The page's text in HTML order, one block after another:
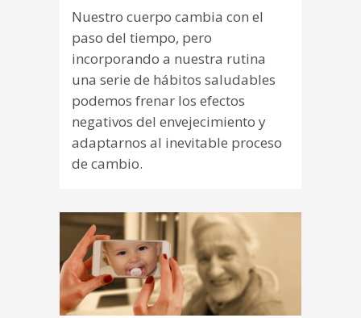
Nuestro cuerpo cambia con el
paso del tiempo, pero
incorporando a nuestra rutina
una serie de hábitos saludables
podemos frenar los efectos
negativos del envejecimiento y
adaptarnos al inevitable proceso
de cambio.